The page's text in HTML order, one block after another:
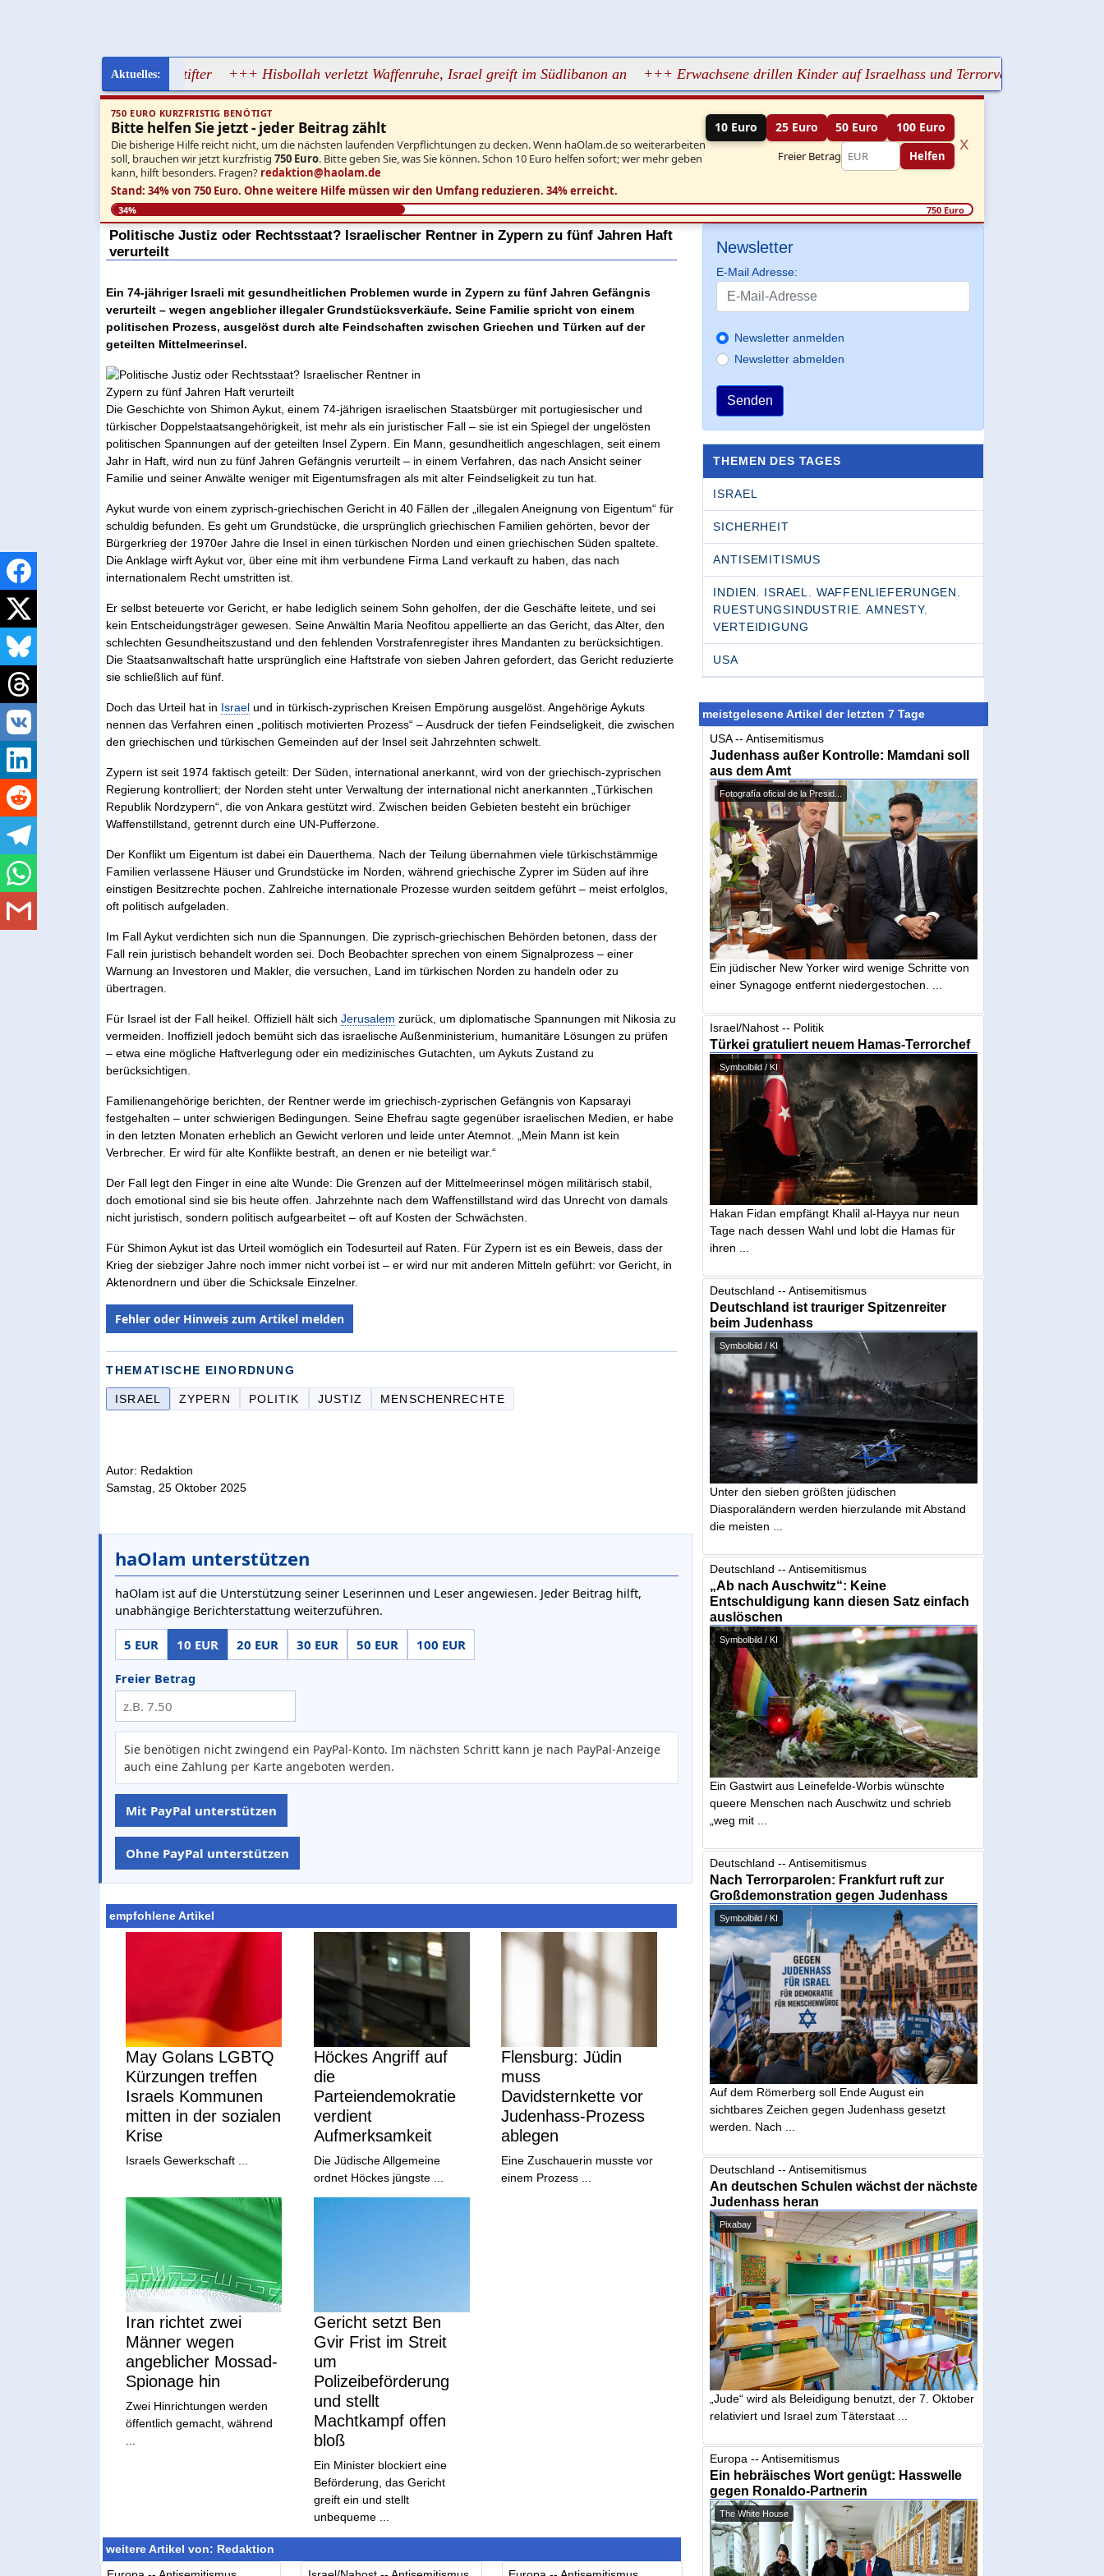
jüdischen Brandstifter +++ Hisbollah verletzt Waffenruhe, Israel greift im Südlibanon an +++ Erwachsene drillen Kinder auf Israelhass und Terrorverklärung
750 EURO KURZFRISTIG BENÖTIGT
Bitte helfen Sie jetzt - jeder Beitrag zählt
Die bisherige Hilfe reicht nicht, um die nächsten laufenden Verpflichtungen zu decken. Wenn haOlam.de so weiterarbeiten
soll, brauchen wir jetzt kurzfristig 750 Euro. Bitte geben Sie, was Sie können. Schon 10 Euro helfen sofort; wer mehr geben
kann, hilft besonders. Fragen? redaktion@haolam.de
10 Euro 25 Euro 50 Euro 100 Euro
Freier Betrag Helfen
x
Stand: 34% von 750 Euro. Ohne weitere Hilfe müssen wir den Umfang reduzieren. 34% erreicht.
34% 750 Euro
Politische Justiz oder Rechtsstaat? Israelischer Rentner in Zypern zu fünf Jahren Haft
verurteilt
Ein 74-jähriger Israeli mit gesundheitlichen Problemen wurde in Zypern zu fünf Jahren Gefängnis
verurteilt – wegen angeblicher illegaler Grundstücksverkäufe. Seine Familie spricht von einem
politischen Prozess, ausgelöst durch alte Feindschaften zwischen Griechen und Türken auf der
geteilten Mittelmeerinsel.
Die Geschichte von Shimon Aykut, einem 74-jährigen israelischen Staatsbürger mit portugiesischer und
türkischer Doppelstaatsangehörigkeit, ist mehr als ein juristischer Fall – sie ist ein Spiegel der ungelösten
politischen Spannungen auf der geteilten Insel Zypern. Ein Mann, gesundheitlich angeschlagen, seit einem
Jahr in Haft, wird nun zu fünf Jahren Gefängnis verurteilt – in einem Verfahren, das nach Ansicht seiner
Familie und seiner Anwälte weniger mit Eigentumsfragen als mit alter Feindseligkeit zu tun hat.
Aykut wurde von einem zyprisch-griechischen Gericht in 40 Fällen der „illegalen Aneignung von Eigentum“ für
schuldig befunden. Es geht um Grundstücke, die ursprünglich griechischen Familien gehörten, bevor der
Bürgerkrieg der 1970er Jahre die Insel in einen türkischen Norden und einen griechischen Süden spaltete.
Die Anklage wirft Aykut vor, über eine mit ihm verbundene Firma Land verkauft zu haben, das nach
internationalem Recht umstritten ist.
Er selbst beteuerte vor Gericht, er habe lediglich seinem Sohn geholfen, der die Geschäfte leitete, und sei
kein Entscheidungsträger gewesen. Seine Anwältin Maria Neofitou appellierte an das Gericht, das Alter, den
schlechten Gesundheitszustand und den fehlenden Vorstrafenregister ihres Mandanten zu berücksichtigen.
Die Staatsanwaltschaft hatte ursprünglich eine Haftstrafe von sieben Jahren gefordert, das Gericht reduzierte
sie schließlich auf fünf.
Doch das Urteil hat in Israel und in türkisch-zyprischen Kreisen Empörung ausgelöst. Angehörige Aykuts
nennen das Verfahren einen „politisch motivierten Prozess“ – Ausdruck der tiefen Feindseligkeit, die zwischen
den griechischen und türkischen Gemeinden auf der Insel seit Jahrzehnten schwelt.
Zypern ist seit 1974 faktisch geteilt: Der Süden, international anerkannt, wird von der griechisch-zyprischen
Regierung kontrolliert; der Norden steht unter Verwaltung der international nicht anerkannten „Türkischen
Republik Nordzypern“, die von Ankara gestützt wird. Zwischen beiden Gebieten besteht ein brüchiger
Waffenstillstand, getrennt durch eine UN-Pufferzone.
Der Konflikt um Eigentum ist dabei ein Dauerthema. Nach der Teilung übernahmen viele türkischstämmige
Familien verlassene Häuser und Grundstücke im Norden, während griechische Zyprer im Süden auf ihre
einstigen Besitzrechte pochen. Zahlreiche internationale Prozesse wurden seitdem geführt – meist erfolglos,
oft politisch aufgeladen.
Im Fall Aykut verdichten sich nun die Spannungen. Die zyprisch-griechischen Behörden betonen, dass der
Fall rein juristisch behandelt worden sei. Doch Beobachter sprechen von einem Signalprozess – einer
Warnung an Investoren und Makler, die versuchen, Land im türkischen Norden zu handeln oder zu
übertragen.
Für Israel ist der Fall heikel. Offiziell hält sichJerusalem zurück, um diplomatische Spannungen mit Nikosia zu
vermeiden. Inoffiziell jedoch bemüht sich das israelische Außenministerium, humanitäre Lösungen zu prüfen
– etwa eine mögliche Haftverlegung oder ein medizinisches Gutachten, um Aykuts Zustand zu
berücksichtigen.
Familienangehörige berichten, der Rentner werde im griechisch-zyprischen Gefängnis von Kapsarayi
festgehalten – unter schwierigen Bedingungen. Seine Ehefrau sagte gegenüber israelischen Medien, er habe
in den letzten Monaten erheblich an Gewicht verloren und leide unter Atemnot. „Mein Mann ist kein
Verbrecher. Er wird für alte Konflikte bestraft, an denen er nie beteiligt war.“
Der Fall legt den Finger in eine alte Wunde: Die Grenzen auf der Mittelmeerinsel mögen militärisch stabil,
doch emotional sind sie bis heute offen. Jahrzehnte nach dem Waffenstillstand wird das Unrecht von damals
nicht juristisch, sondern politisch aufgearbeitet – oft auf Kosten der Schwächsten.
Für Shimon Aykut ist das Urteil womöglich ein Todesurteil auf Raten. Für Zypern ist es ein Beweis, dass der
Krieg der siebziger Jahre noch immer nicht vorbei ist – er wird nur mit anderen Mitteln geführt: vor Gericht, in
Aktenordnern und über die Schicksale Einzelner.
Fehler oder Hinweis zum Artikel melden
THEMATISCHE EINORDNUNG
ISRAEL ZYPERN POLITIK JUSTIZ MENSCHENRECHTE
Autor: Redaktion
Samstag, 25 Oktober 2025
haOlam unterstützen
haOlam ist auf die Unterstützung seiner Leserinnen und Leser angewiesen. Jeder Beitrag hilft,
unabhängige Berichterstattung weiterzuführen.
5 EUR 10 EUR 20 EUR 30 EUR 50 EUR 100 EUR
Freier Betrag
Sie benötigen nicht zwingend ein PayPal-Konto. Im nächsten Schritt kann je nach PayPal-Anzeige
auch eine Zahlung per Karte angeboten werden.
Mit PayPal unterstützen
Ohne PayPal unterstützen
empfohlene Artikel
May Golans LGBTQ
Kürzungen treffen
Israels Kommunen
mitten in der sozialen
Krise
Israels Gewerkschaft ...
Höckes Angriff auf
die
Parteiendemokratie
verdient
Aufmerksamkeit
Die Jüdische Allgemeine
ordnet Höckes jüngste ...
Flensburg: Jüdin
muss
Davidsternkette vor
Judenhass-Prozess
ablegen
Eine Zuschauerin musste vor
einem Prozess ...
Iran richtet zwei
Männer wegen
angeblicher Mossad-
Spionage hin
Zwei Hinrichtungen werden
öffentlich gemacht, während
Gericht setzt Ben
Gvir Frist im Streit
um
Polizeibeförderung
und stellt
Machtkampf offen
bloß
Ein Minister blockiert eine
Beförderung, das Gericht
greift ein und stellt
unbequeme ...
weitere Artikel von: Redaktion
Newsletter
E-Mail Adresse:
Newsletter anmelden
Newsletter abmelden
Senden
THEMEN DES TAGES
ISRAEL
SICHERHEIT
ANTISEMITISMUS
INDIEN. ISRAEL. WAFFENLIEFERUNGEN.
RU­ESTUNGSINDUSTRIE. AMNESTY.
VERTEIDIGUNG
USA
meistgelesene Artikel der letzten 7 Tage
USA -- Antisemitismus
Judenhass außer Kontrolle: Mamdani soll
aus dem Amt
Fotografía oficial de la Presid...
Ein jüdischer New Yorker wird wenige Schritte von
einer Synagoge entfernt niedergestochen. ...
Israel/Nahost -- Politik
Türkei gratuliert neuem Hamas-Terrorchef
Symbolbild / KI
Hakan Fidan empfängt Khalil al-Hayya nur neun
Tage nach dessen Wahl und lobt die Hamas für
ihren ...
Deutschland -- Antisemitismus
Deutschland ist trauriger Spitzenreiter
beim Judenhass
Symbolbild / KI
Unter den sieben größten jüdischen
Diasporaländern werden hierzulande mit Abstand
die meisten ...
Deutschland -- Antisemitismus
„Ab nach Auschwitz“: Keine
Entschuldigung kann diesen Satz einfach
auslöschen
Symbolbild / KI
Ein Gastwirt aus Leinefelde-Worbis wünschte
queere Menschen nach Auschwitz und schrieb
„weg mit ...
Deutschland -- Antisemitismus
Nach Terrorparolen: Frankfurt ruft zur
Großdemonstration gegen Judenhass
Symbolbild / KI
Auf dem Römerberg soll Ende August ein
sichtbares Zeichen gegen Judenhass gesetzt
werden. Nach ...
Deutschland -- Antisemitismus
An deutschen Schulen wächst der nächste
Judenhass heran
Pixabay
„Jude“ wird als Beleidigung benutzt, der 7. Oktober
relativiert und Israel zum Täterstaat ...
Europa -- Antisemitismus
Ein hebräisches Wort genügt: Hasswelle
gegen Ronaldo-Partnerin
The White House